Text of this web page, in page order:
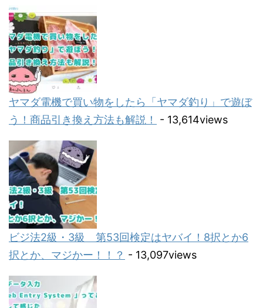
ヤマダ電機で買い物をしたら「ヤマダ釣り」で遊ぼ
う！商品引き換え方法も解説！
- 13,614views
ビジ法2級・3級 第53回検定はヤバイ！8択とか6
択とか、マジかー！！？ - 13,097views